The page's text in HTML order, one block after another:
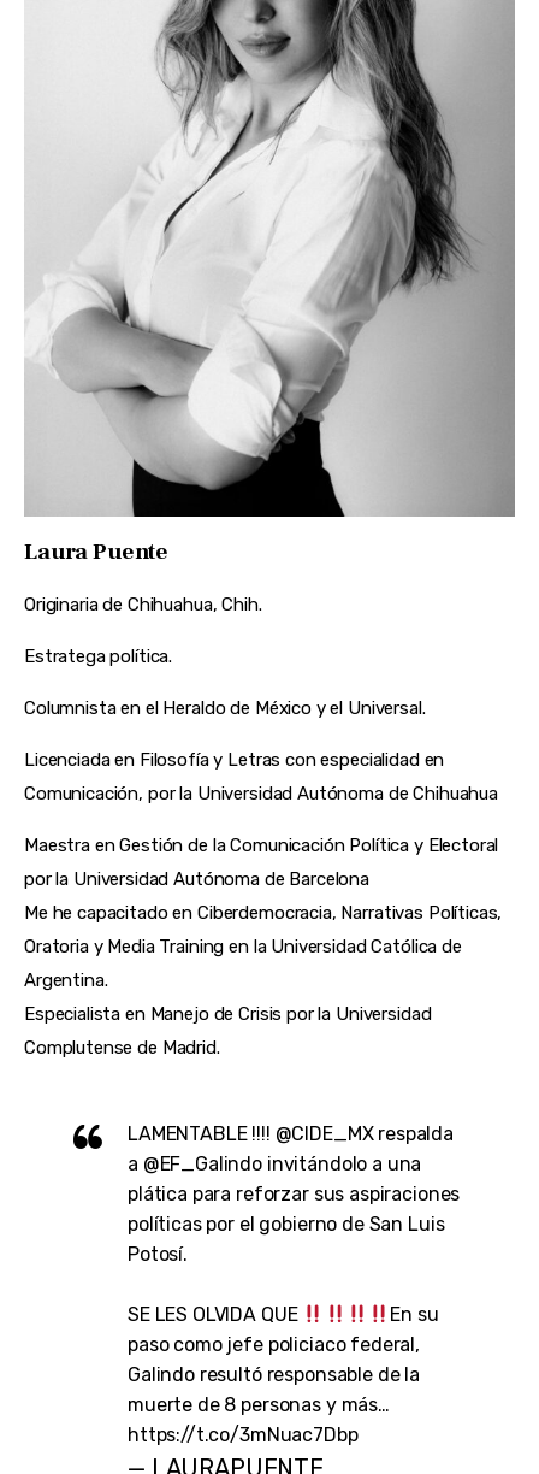
Laura Puente
Originaria de Chihuahua, Chih.
Estratega política.
Columnista en el Heraldo de México y el Universal.
Licenciada en Filosofía y Letras con especialidad en
Comunicación, por la Universidad Autónoma de Chihuahua
Maestra en Gestión de la Comunicación Política y Electoral
por la Universidad Autónoma de Barcelona
Me he capacitado en Ciberdemocracia, Narrativas Políticas,
Oratoria y Media Training en la Universidad Católica de
Argentina.
Especialista en Manejo de Crisis por la Universidad
Complutense de Madrid.
LAMENTABLE !!!! @CIDE_MXrespalda
a @EF_Galindo invitándolo a una
plática para reforzar sus aspiraciones
políticas por el gobierno de San Luis
Potosí.
SE LES OLVIDA QUE
En su
paso como jefe policiaco federal,
Galindo resultó responsable de la
muerte de 8 personas y más…
https://t.co/3mNuac7Dbp